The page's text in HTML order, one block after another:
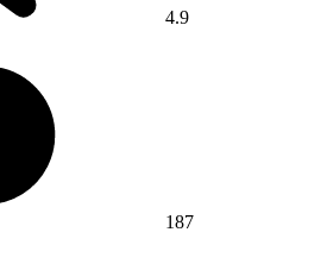
4.9
187